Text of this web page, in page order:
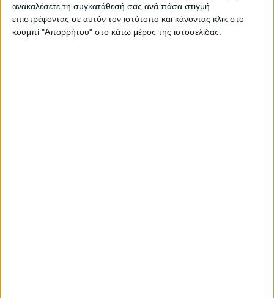
ανακαλέσετε τη συγκατάθεσή σας ανά πάσα στιγμή
επιστρέφοντας σε αυτόν τον ιστότοπο και κάνοντας κλικ στο
κουμπί "Απορρήτου" στο κάτω μέρος της ιστοσελίδας.
πραγματοποιήθηκαν 327 νέες εγγραφές,
γεγονός το οποίο αποδεικνύει ότι η